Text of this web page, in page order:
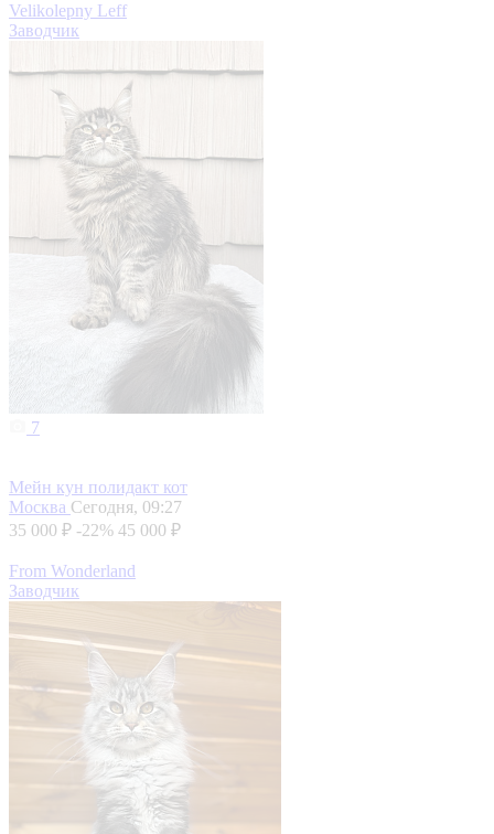
Velikolepny Leff
Заводчик
7
Мейн кун полидакт кот
Москва Сегодня, 09:27
35 000 ₽ -22% 45 000 ₽
From Wonderland
Заводчик